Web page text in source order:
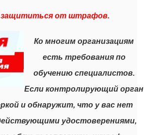
от штрафов.
Ко многим организациям
есть требования по
обучению специалистов.
Если контролирующий орган
и обнаружит, что у вас нет
удостоверениями,